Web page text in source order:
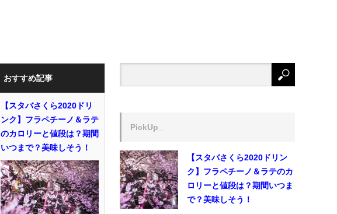
おすすめ記事
【スタバさくら2020ドリ
ンク】フラペチーノ＆ラテ
のカロリーと値段は？期間
いつまで？美味しそう！
PickUp_
【スタバさくら2020ドリン
ク】フラペチーノ＆ラテのカ
ロリーと値段は？期間いつま
で？美味しそう！